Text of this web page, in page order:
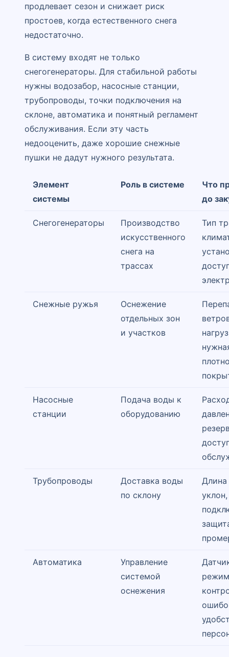
продлевает сезон и снижает риск
простоев, когда естественного снега
недостаточно.
В систему входят не только
снегогенераторы. Для стабильной работы
нужны водозабор, насосные станции,
трубопроводы, точки подключения на
склоне, автоматика и понятный регламент
обслуживания. Если эту часть
недооценить, даже хорошие снежные
пушки не дадут нужного результата.
Элемент
системы
Роль в системе
Что
до
Снегогенераторы
Производство
искусственного
снега на
трассах
Тип
Снежные ружья
Оснежение
отдельных зон
и участков
Насосные
станции
Подача воды к
оборудованию
Трубопроводы
Доставка воды
по склону
Длина
Автоматика
Управление
системой
оснежения